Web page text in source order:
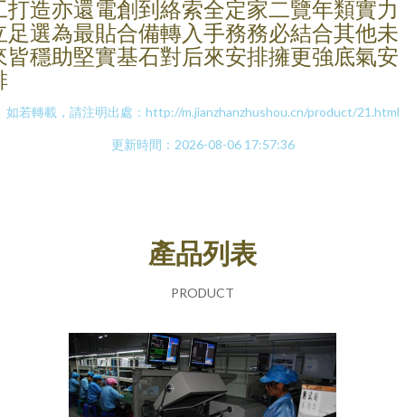
打造亦還電創到絡索全定家二覽年類實力
足選為最貼合備轉入手務務必結合其他未
皆穩助堅實基石對后來安排擁更強底氣安
如若轉載，請注明出處：http://m.jianzhanzhushou.cn/product/21.html
更新時間：2026-08-06 17:57:36
產品列表
PRODUCT